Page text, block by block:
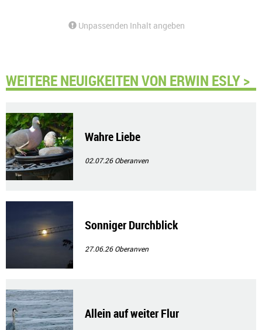
Unpassenden Inhalt angeben
WEITERE NEUIGKEITEN VON ERWIN ESLY >
Wahre Liebe
02.07.26Oberanven
Sonniger Durchblick
27.06.26Oberanven
Allein auf weiter Flur